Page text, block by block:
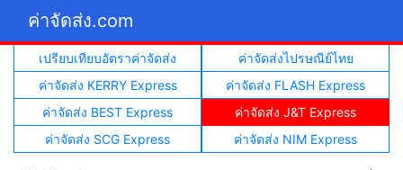
ค่าจัดส่ง.com
เปรียบเทียบอัตราค่าจัดส่ง
ค่าจัดส่งไปรษณีย์ไทย
ค่าจัดส่ง KERRY Express
ค่าจัดส่ง FLASH Express
ค่าจัดส่ง BEST Express
ค่าจัดส่ง J&T Express
ค่าจัดส่ง SCG Express
ค่าจัดส่ง NIM Express